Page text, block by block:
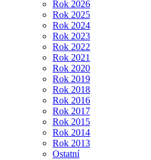
Rok 2026
Rok 2025
Rok 2024
Rok 2023
Rok 2022
Rok 2021
Rok 2020
Rok 2019
Rok 2018
Rok 2016
Rok 2017
Rok 2015
Rok 2014
Rok 2013
Ostatní